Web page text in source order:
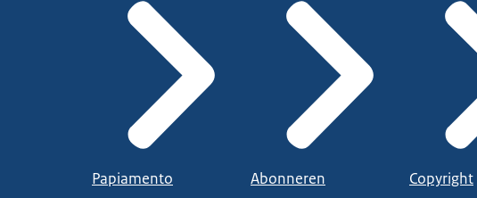
Papiamento Abonneren Copyright